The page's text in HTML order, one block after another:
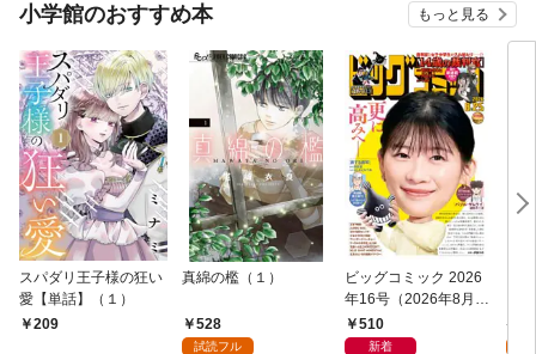
小学館のおすすめ本 もっと見る
スパダリ王子様の狂い
愛【単話】（１）
209
真綿の檻（１）
528
試読フル
ビッグコミック 2026
年16号（2026年8月7
日発売）
510
新着